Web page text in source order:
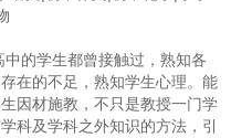
中的学生都曾接触过，熟知各
在的不足，熟知学生心理。能
因材施教，不只是教授一门学
科及学科之外知识的方法，引